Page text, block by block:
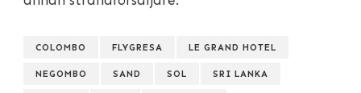
COLOMBO FLYGRESA LE GRAND HOTEL
NEGOMBO SAND SOL SRI LANKA